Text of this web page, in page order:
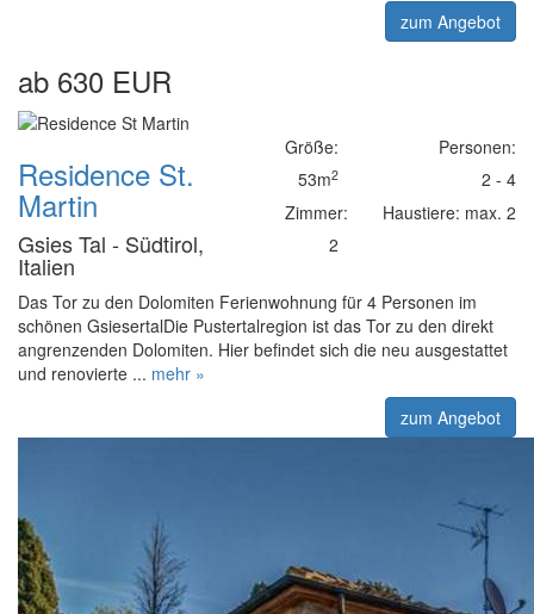
zum Angebot
ab 630 EUR
Residence St.
Martin
Gsies Tal - Südtirol,
Italien
Größe:
53m2
Zimmer:
2
Personen:
2 - 4
Haustiere: max. 2
Das Tor zu den Dolomiten Ferienwohnung für 4 Personen im
schönen GsiesertalDie Pustertalregion ist das Tor zu den direkt
angrenzenden Dolomiten. Hier befindet sich die neu ausgestattet
und renovierte ... mehr »
zum Angebot